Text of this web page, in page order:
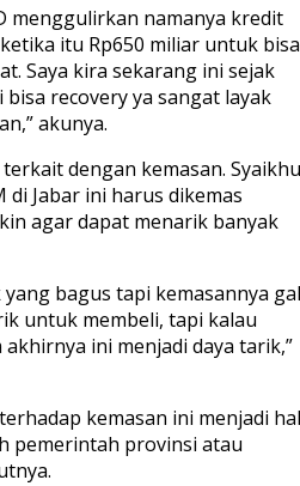
menggulirkan namanya kredit
itu Rp650 miliar untuk bisa
Saya kira sekarang ini sejak
recovery ya sangat layak
akunya.
dengan kemasan. Syaikhu
Jabar ini harus dikemas
agar dapat menarik banyak
bagus tapi kemasannya
untuk membeli, tapi kalau
ini menjadi daya tarik,”
kemasan ini menjadi hal
pemerintah provinsi atau